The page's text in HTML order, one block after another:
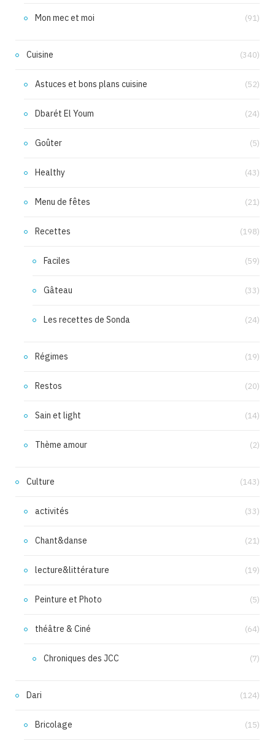
Mon mec et moi (91)
Cuisine (340)
Astuces et bons plans cuisine (52)
Dbarét El Youm (24)
Goûter (5)
Healthy (43)
Menu de fêtes (21)
Recettes (198)
Faciles (59)
Gâteau (33)
Les recettes de Sonda (24)
Régimes (19)
Restos (20)
Sain et light (14)
Thème amour (2)
Culture (143)
activités (33)
Chant&danse (21)
lecture&littérature (19)
Peinture et Photo (5)
théâtre & Ciné (64)
Chroniques des JCC (7)
Dari (124)
Bricolage (15)